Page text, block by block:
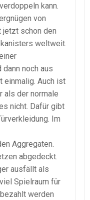
kann.
von
jetzt schon den
weltweit.
noch aus
einmalig. Auch ist
als der normale
nicht. Dafür gibt
Im
Aggregaten.
abgedeckt.
ausfällt als
Spielraum für
werden